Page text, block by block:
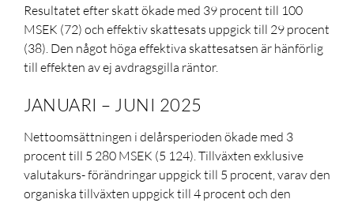
Resultatet efter skatt ökade med 39 procent till 100
MSEK (72) och effektiv skattesats uppgick till 29 procent
(38). Den något höga effektiva skattesatsen är hänförlig
till effekten av ej avdragsgilla räntor.
JANUARI – JUNI 2025
Nettoomsättningen i delårsperioden ökade med 3
procent till 5 280 MSEK (5 124). Tillväxten exklusive
valutakurs- förändringar uppgick till 5 procent, varav den
organiska tillväxten uppgick till 4 procent och den